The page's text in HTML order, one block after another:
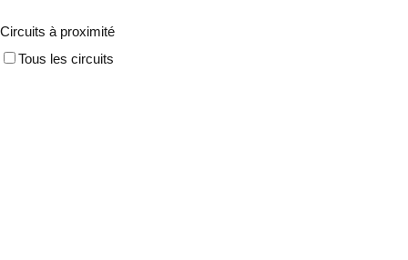
Circuits à proximité
Tous les circuits